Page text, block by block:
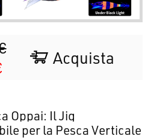
Acquista
Oppai: Il Jig
per la Pesca Verticale